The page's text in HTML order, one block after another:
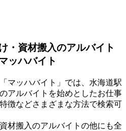
・資材搬入のアルバイト
ッハバイト
マッハバイト」では、水海道駅
アルバイトを始めとしたお仕事
徴などさまざまな方法で検索可
材搬入のアルバイトの他にも全